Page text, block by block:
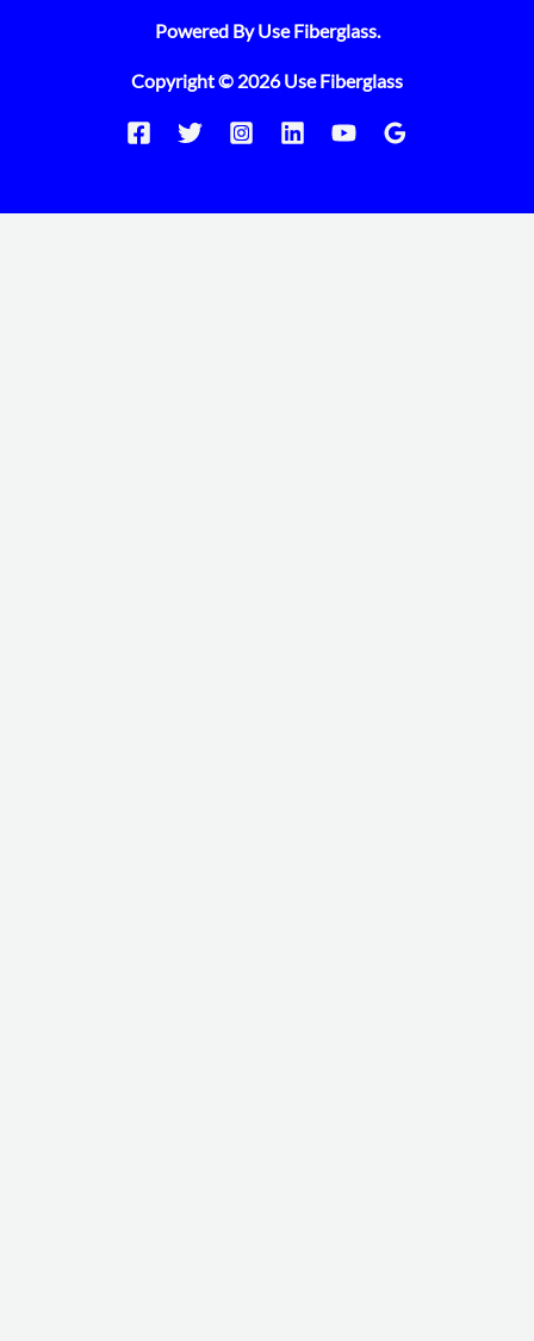
Powered By Use Fiberglass.
Copyright © 2026 Use Fiberglass